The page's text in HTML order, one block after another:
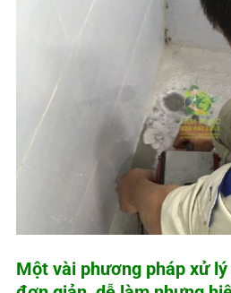
Một vài phương pháp xử